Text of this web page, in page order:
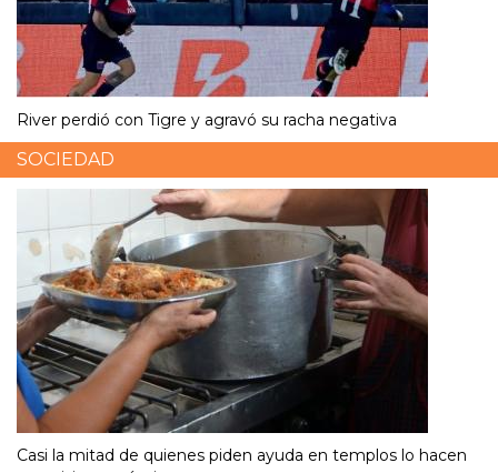
River perdió con Tigre y agravó su racha negativa
SOCIEDAD
Casi la mitad de quienes piden ayuda en templos lo hacen